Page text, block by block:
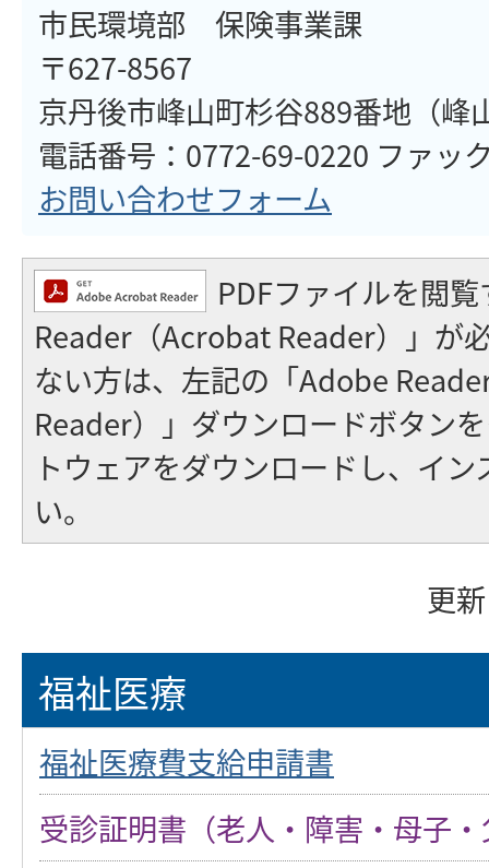
市民環境部 保険事業課
〒627-8567
京丹後市峰山町杉谷889番地（峰
電話番号：0772-69-0220 ファッ
お問い合わせフォーム
PDFファイルを閲
Reader（Acrobat Reader）」が
ない方は、左記の「Adobe
Reader）」ダウンロードボタン
トウェアをダウンロードし、イ
い。
更
福祉医療
福祉医療費支給申請書
受診証明書（老人・障害・母子